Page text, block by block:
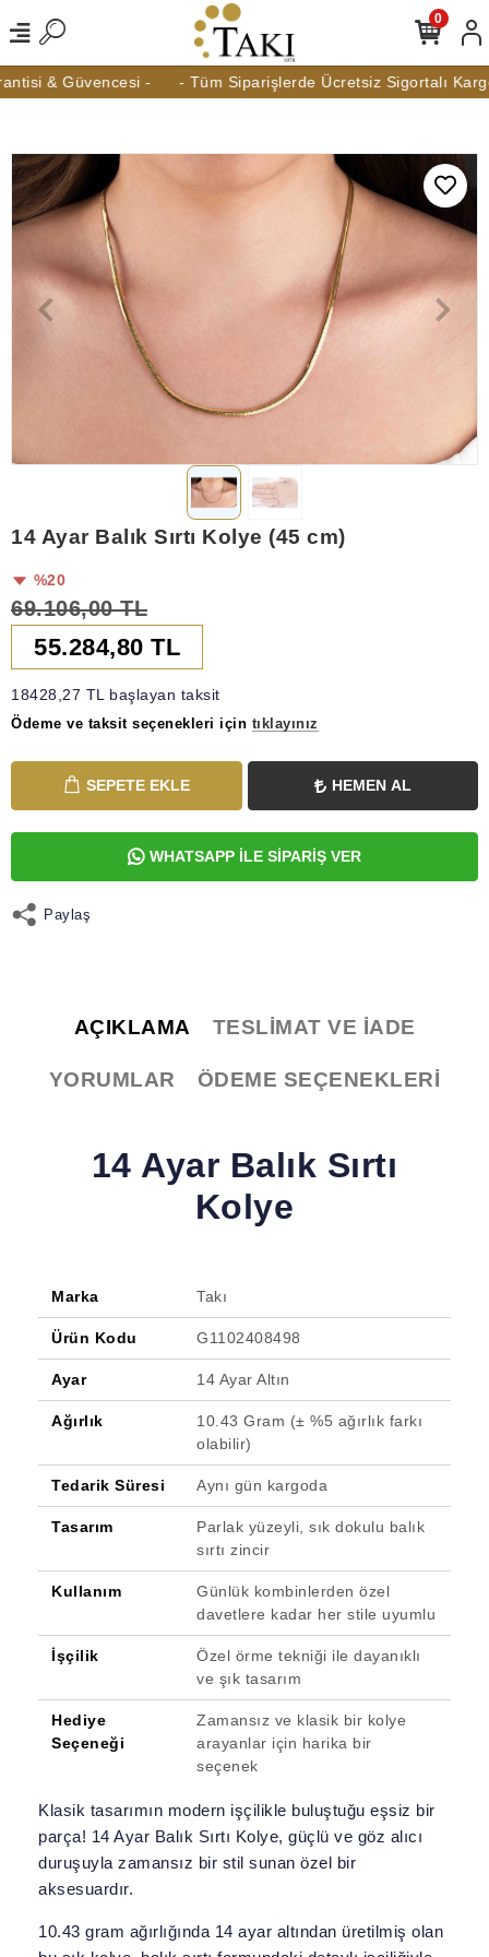
& Güvencesi - - Tüm Siparişlerde Ücretsiz Sigortalı Kargo
0
14 Ayar Balık Sırtı Kolye (45 cm)
%20
69.106,00 TL
55.284,80 TL
18428,27 TL başlayan taksit
Ödeme ve taksit seçenekleri için tıklayınız
SEPETE EKLE HEMEN AL
WHATSAPP İLE SİPARİŞ VER
Paylaş
AÇIKLAMA TESLIMAT VE İADE
YORUMLAR ÖDEME SEÇENEKLERI
14 Ayar Balık Sırtı
Kolye
Marka Takı
Ürün Kodu G1102408498
Ayar 14 Ayar Altın
Ağırlık
10.43 Gram (± %5 ağırlık farkı
olabilir)
Tedarik Süresi Aynı gün kargoda
Tasarım
Parlak yüzeyli, sık dokulu balık
sırtı zincir
Kullanım
Günlük kombinlerden özel
davetlere kadar her stile uyumlu
İşçilik
Özel örme tekniği ile dayanıklı
ve şık tasarım
Hediye
Seçeneği
Zamansız ve klasik bir kolye
arayanlar için harika bir
seçenek
Klasik tasarımın modern işçilikle buluştuğu eşsiz bir
parça! 14 Ayar Balık Sırtı Kolye, güçlü ve göz alıcı
duruşuyla zamansız bir stil sunan özel bir
aksesuardır.
10.43 gram ağırlığında 14 ayar altından üretilmiş olan